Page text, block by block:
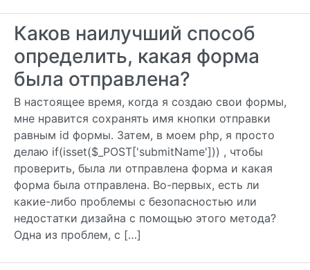
Каков наилучший способ
определить, какая форма
была отправлена?
В настоящее время, когда я создаю свои формы,
мне нравится сохранять имя кнопки отправки
равным id формы. Затем, в моем php, я просто
делаю if(isset($_POST['submitName'])) , чтобы
проверить, была ли отправлена ​​форма и какая
форма была отправлена. Во-первых, есть ли
какие-либо проблемы с безопасностью или
недостатки дизайна с помощью этого метода?
Одна из проблем, с […]